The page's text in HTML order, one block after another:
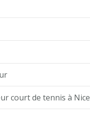
court de tennis à Nice